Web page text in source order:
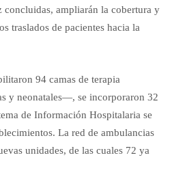
concluidas, ampliarán la cobertura y
traslados de pacientes hacia la
94 camas de terapia
y neonatales—, se incorporaron 32
de Información Hospitalaria se
La red de ambulancias
unidades, de las cuales 72 ya